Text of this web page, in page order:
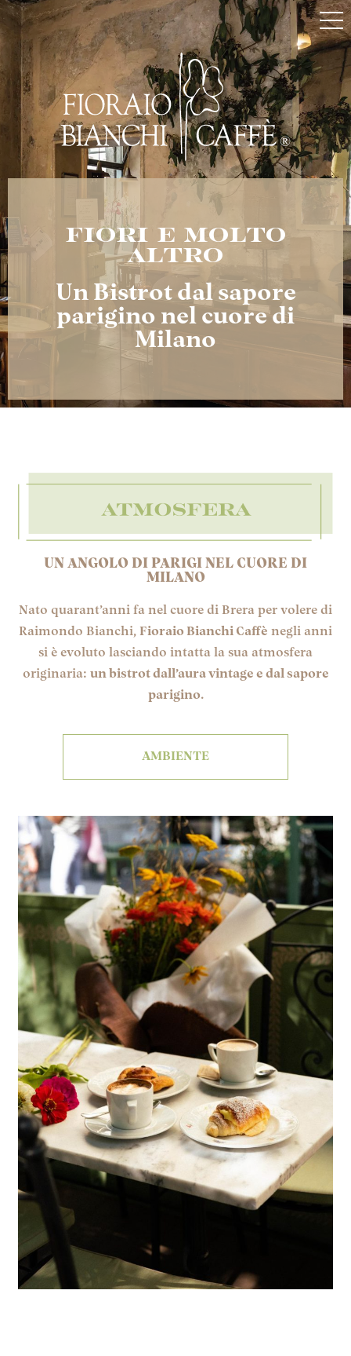
FIORI E MOLTO
ALTRO
Un Bistrot dal sapore
parigino nel cuore di
Milano
UN ANGOLO DI PARIGI NEL CUORE DI
MILANO
Nato quarant’anni fa nel cuore di Brera per volere di
Raimondo Bianchi, Fioraio Bianchi Caffè negli anni
si è evoluto lasciando intatta la sua atmosfera
originaria: un bistrot dall’aura vintage e dal sapore
parigino.
AMBIENTE